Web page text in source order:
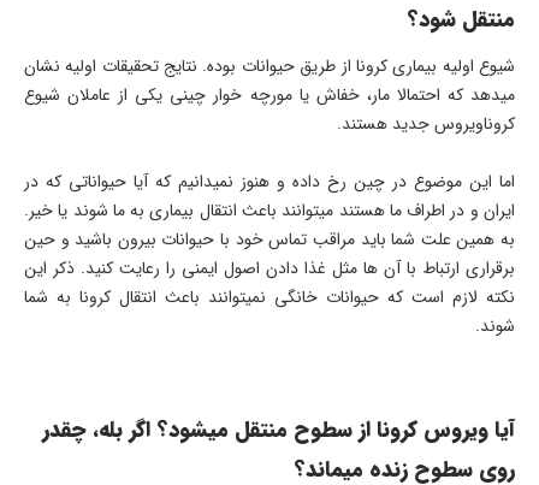
منتقل شود؟
شیوع اولیه بیماری کرونا از طریق حیوانات بوده. نتایج تحقیقات اولیه نشان
میدهد که احتمالا مار، خفاش یا مورچه خوار چینی یکی از عاملان شیوع
کروناویروس جدید هستند.
اما این موضوع در چین رخ داده و هنوز نمیدانیم که آیا حیواناتی که در
ایران و در اطراف ما هستند میتوانند باعث انتقال بیماری به ما شوند یا خیر.
به همین علت شما باید مراقب تماس خود با حیوانات بیرون باشید و حین
برقراری ارتباط با آن ها مثل غذا دادن اصول ایمنی را رعایت کنید. ذکر این
نکته لازم است که حیوانات خانگی نمیتوانند باعث انتقال کرونا به شما
شوند.
آیا ویروس کرونا از سطوح منتقل میشود؟ اگر بله، چقدر
روی سطوح زنده میماند؟